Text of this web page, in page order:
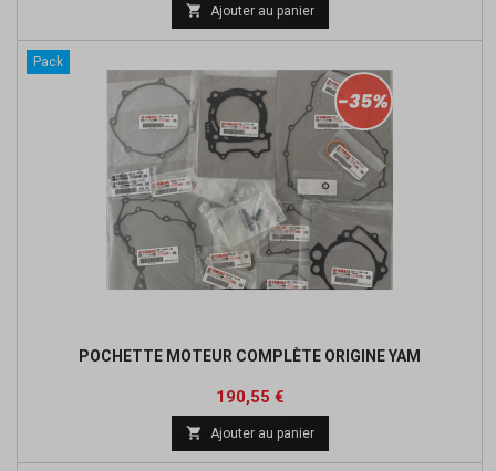
base
 Ajouter au panier
Pack
POCHETTE MOTEUR COMPLÈTE ORIGINE YAM
Prix
190,55 €Prix
de
base
 Ajouter au panier